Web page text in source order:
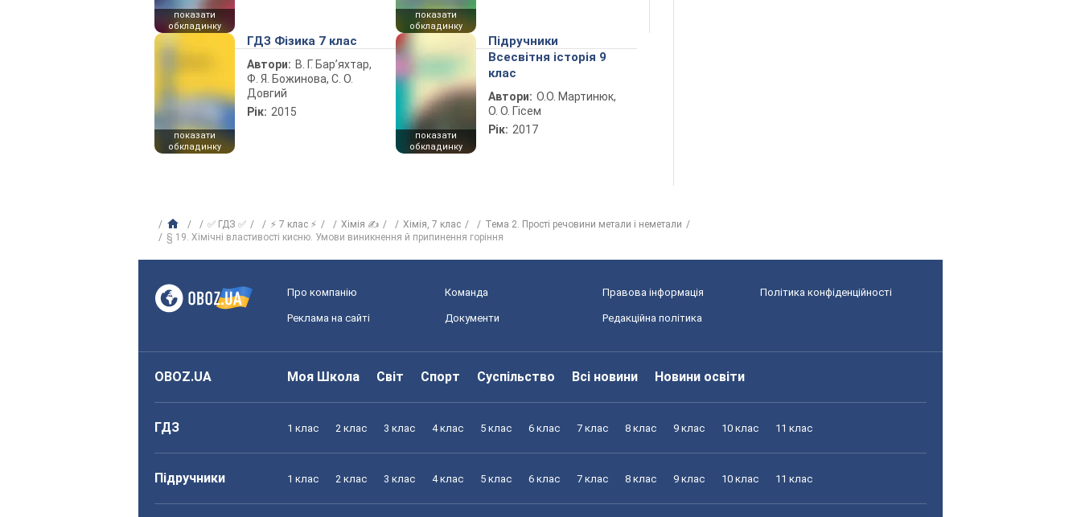
показати
обкладинку
показати
обкладинку
показати
обкладинку
ГДЗ Фізика 7 клас
Автори: В. Г. Бар’яхтар,
Ф. Я. Божинова, С. О.
Довгий
Рік: 2015
показати
обкладинку
Підручники
Всесвітня історія 9
клас
Автори: О.О. Мартинюк,
О. О. Гісем
Рік: 2017
✅ ГДЗ ✅ ⚡ 7 клас ⚡ Хімія ✍ Хiмiя, 7 клас
Тема 2. Прості речовини метали і неметали
§ 19. Хімічні властивості кисню. Умови виникнення й припинення горіння
Про компанію Команда Правова інформація Політика конфіденційності
Реклама на сайті Документи Редакційна політика
OBOZ.UA Моя Школа Світ Спорт Суспільство Всі новини Новини освіти
ГДЗ 1 клас 2 клас 3 клас 4 клас 5 клас 6 клас 7 клас 8 клас 9 клас 10 клас 11 клас
Підручники 1 клас 2 клас 3 клас 4 клас 5 клас 6 клас 7 клас 8 клас 9 клас 10 клас 11 клас